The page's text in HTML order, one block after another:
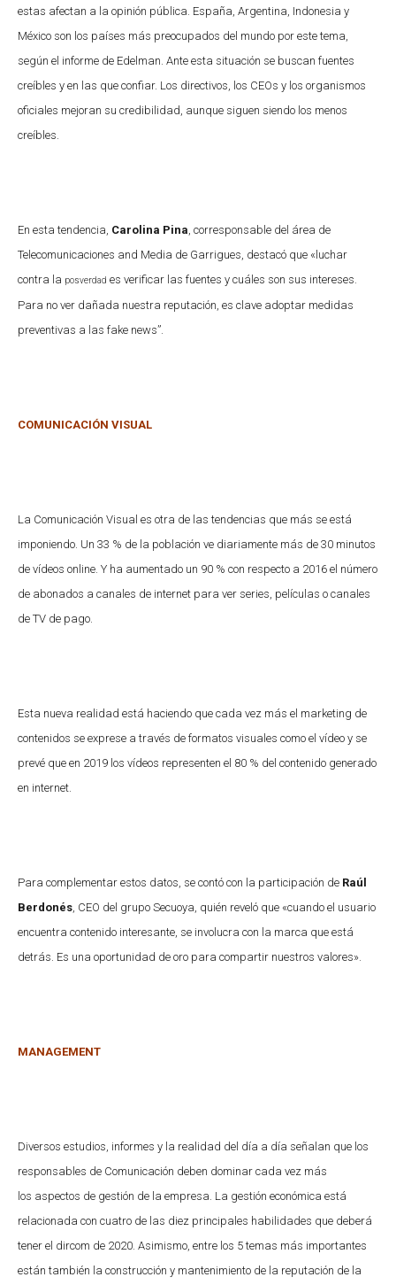
estas afectan a la opinión pública. España, Argentina, Indonesia y
México son los países más preocupados del mundo por este tema,
según el informe de Edelman. Ante esta situación se buscan fuentes
creíbles y en las que confiar. Los directivos, los CEOs y los organismos
oficiales mejoran su credibilidad, aunque siguen siendo los menos
creíbles.
En esta tendencia, Carolina Pina , corresponsable del área de
Telecomunicaciones and Media de Garrigues, destacó que «luchar
contra la posverdad es verificar las fuentes y cuáles son sus intereses.
Para no ver dañada nuestra reputación, es clave adoptar medidas
preventivas a las fake news”.
COMUNICACIÓN VISUAL
La Comunicación Visual es otra de las tendencias que más se está
imponiendo. Un 33 % de la población ve diariamente más de 30 minutos
de vídeos online. Y ha aumentado un 90 % con respecto a 2016 el número
de abonados a canales de internet para ver series, películas o canales
de TV de pago.
Esta nueva realidad está haciendo que cada vez más el marketing de
contenidos se exprese a través de formatos visuales como el vídeo y se
prevé que en 2019 los vídeos representen el 80 % del contenido generado
en internet.
Para complementar estos datos, se contó con la participación de Raúl
Berdonés , CEO del grupo Secuoya, quién reveló que «cuando el usuario
encuentra contenido interesante, se involucra con la marca que está
detrás. Es una oportunidad de oro para compartir nuestros valores».
MANAGEMENT
Diversos estudios, informes y la realidad del día a día señalan que los
responsables de Comunicación deben dominar cada vez más
los aspectos de gestión de la empresa. La gestión económica está
relacionada con cuatro de las diez principales habilidades que deberá
tener el dircom de 2020. Asimismo, entre los 5 temas más importantes
están también la construcción y mantenimiento de la reputación de la